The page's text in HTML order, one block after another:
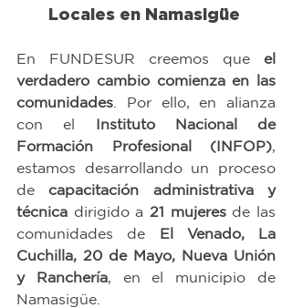
Locales en Namasigüe
En FUNDESUR creemos que el
verdadero cambio comienza en las
comunidades . Por ello, en alianza
con el Instituto Nacional de
Formación Profesional (INFOP),
estamos desarrollando un proceso
de capacitación administrativa y
técnica dirigido a 21 mujeres de las
comunidades de El Venado, La
Cuchilla, 20 de Mayo, Nueva Unión
y Ranchería, en el municipio de
Namasigüe.